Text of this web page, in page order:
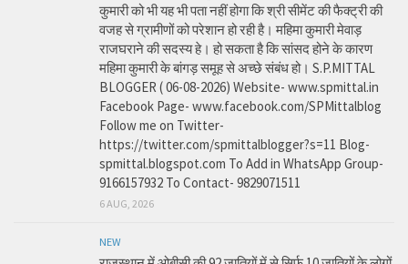
कुमारी को भी यह भी पता नहीं होगा कि श्री सीमेंट की फैक्ट्री की
वजह से ग्रामीणों को परेशान हो रही है। महिमा कुमारी मेवाड़
राजघराने की सदस्य हे। हो सकता है कि सांसद होने के कारण
महिमा कुमारी के बांगड़ समूह से अच्छे संबंध हो। S.P.MITTAL
BLOGGER ( 06-08-2026) Website- www.spmittal.in
Facebook Page- www.facebook.com/SPMittalblog
Follow me on Twitter-
https://twitter.com/spmittalblogger?s=11 Blog-
spmittal.blogspot.com To Add in WhatsApp Group-
9166157932 To Contact- 9829071511
6 AUG, 2026
NEW